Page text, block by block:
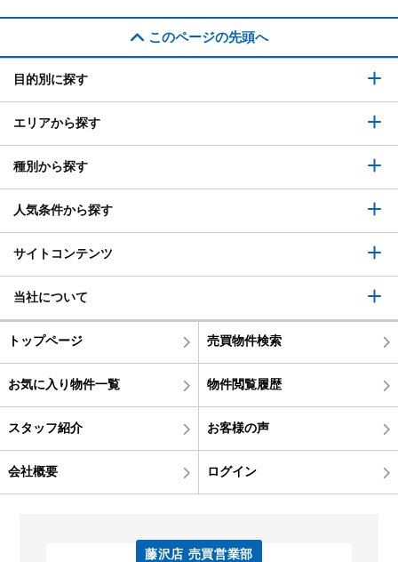
このページの先頭へ
目的別に探す
エリアから探す
種別から探す
人気条件から探す
サイトコンテンツ
当社について
トップページ 売買物件検索
お気に入り物件一覧 物件閲覧履歴
スタッフ紹介 お客様の声
会社概要 ログイン
藤沢店 売買営業部